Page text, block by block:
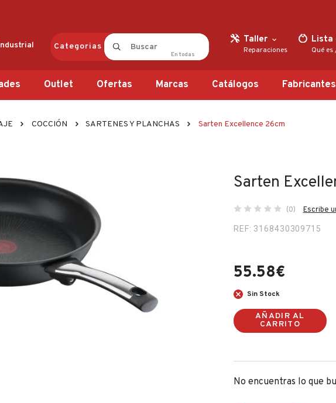
Categorias
En todas
Taller
Reparaciones
Lista
Qué es
Outlet Ofertas Marcas Catálogos Fabricantes
COCCIÓN SARTENES Y PLANCHAS Sarten Excellence 26cm
Sarten
(0)
Escribe
REF: 3168430309715
55.58€
Sin Stock
AÑADIR AL
CARRITO
No encuentras lo que